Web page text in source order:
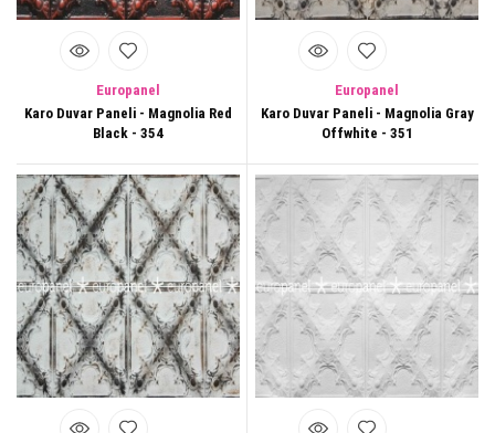
Europanel
Karo Duvar Paneli - Magnolia Red
Black - 354
Europanel
Karo Duvar Paneli - Magnolia Gray
Offwhite - 351